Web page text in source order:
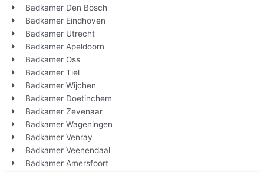
Badkamer Den Bosch
Badkamer Eindhoven
Badkamer Utrecht
Badkamer Apeldoorn
Badkamer Oss
Badkamer Tiel
Badkamer Wijchen
Badkamer Doetinchem
Badkamer Zevenaar
Badkamer Wageningen
Badkamer Venray
Badkamer Veenendaal
Badkamer Amersfoort